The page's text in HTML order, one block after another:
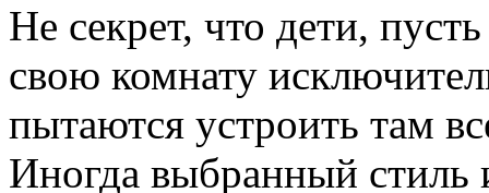
Не секрет, что дети,
свою комнату
пытаются устроить там
Иногда выбранный стиль